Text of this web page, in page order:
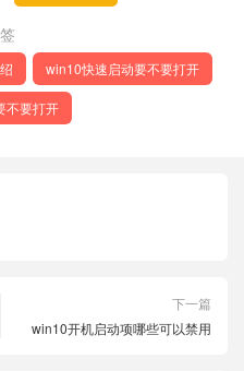
win10快速启动要不要打开
不要打开
下一篇
win10开机启动项哪些可以禁用